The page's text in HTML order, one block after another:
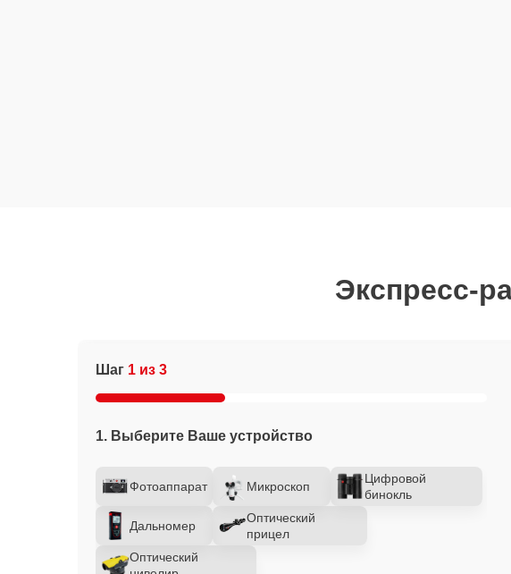
Экспресс-
Шаг 1 из 3
1. Выберите Ваше устройство
Фотоаппарат Микроскоп
Цифровой
бинокль
Дальномер
Оптический
прицел
Оптический